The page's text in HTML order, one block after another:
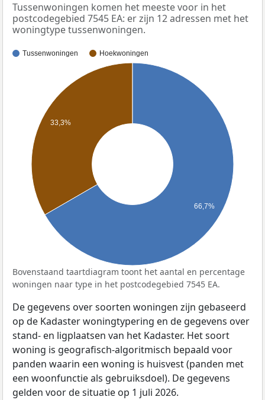
Tussenwoningen komen het meeste voor in het
postcodegebied 7545 EA: er zijn 12 adressen met het
woningtype tussenwoningen.
Tussenwoningen Hoekwoningen
33,3%
66,7%
Bovenstaand taartdiagram toont het aantal en percentage
woningen naar type in het postcodegebied 7545 EA.
De gegevens over soorten woningen zijn gebaseerd
op de Kadaster woningtypering en de gegevens over
stand- en ligplaatsen van het Kadaster. Het soort
woning is geografisch-algoritmisch bepaald voor
panden waarin een woning is huisvest (panden met
een woonfunctie als gebruiksdoel). De gegevens
gelden voor de situatie op 1 juli 2026.